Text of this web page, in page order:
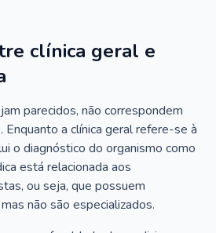
clínica geral e
parecidos, não correspondem
Enquanto a clínica geral refere-se à
o diagnóstico do organismo como
está relacionada aos
ou seja, que possuem
não são especializados.